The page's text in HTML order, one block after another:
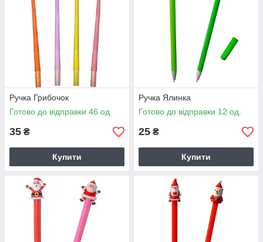
Ручка Грибочок
Готово до відправки 46 од.
35 ₴
Купити
Ручка Ялинка
Готово до відправки 12 од.
25 ₴
Купити